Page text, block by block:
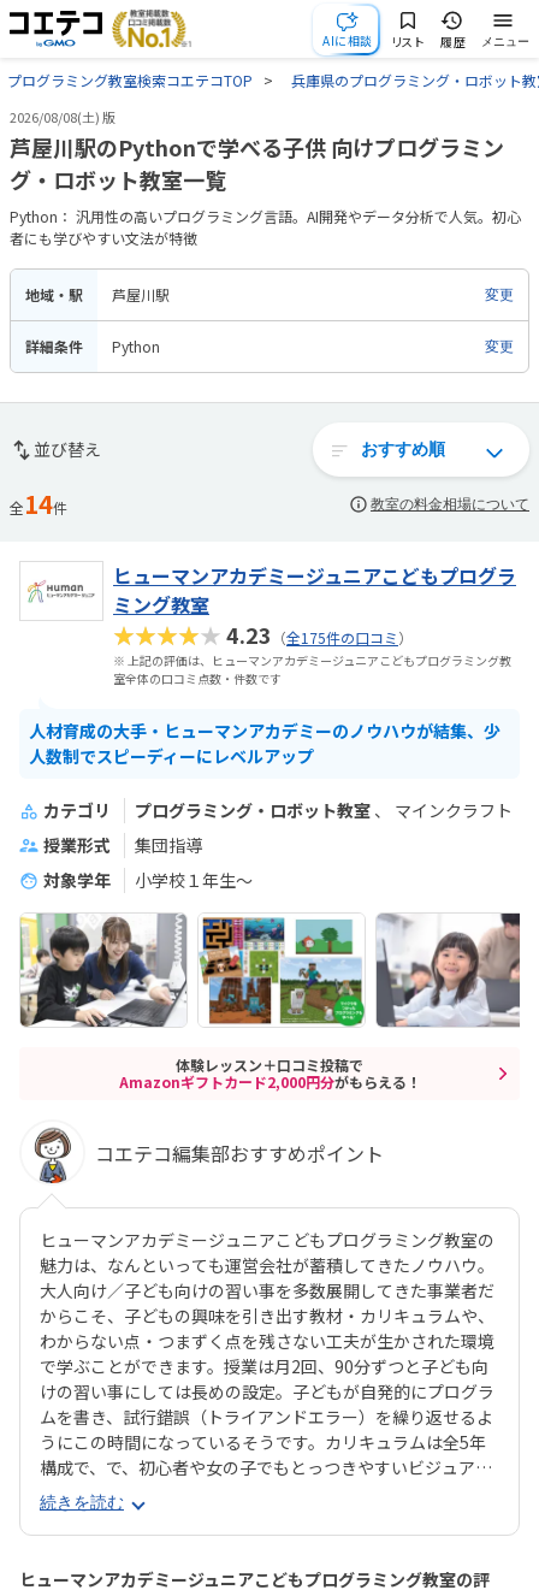
AIに相談 リスト 履歴 メニュー
プログラミング教室検索コエテコTOP 兵庫県のプログラミング・ロボット
2026/08/08(土) 版
芦屋川駅のPythonで学べる子供 向けプログラミン
グ・ロボット教室一覧
Python： 汎用性の高いプログラミング言語。AI開発やデータ分析で人気。初心
者にも学びやすい文法が特徴
地域・駅 芦屋川駅 変更
詳細条件 Python 変更
並び替え
全14件 教室の料金相場について
ヒューマンアカデミージュニアこどもプログラ
ミング教室
★★★★★4.23 （全175件の口コミ）
※ 上記の評価は、ヒューマンアカデミージュニアこどもプログラミング教
室全体の口コミ点数・件数です
人材育成の大手・ヒューマンアカデミーのノウハウが結集、少
人数制でスピーディーにレベルアップ
カテゴリ プログラミング・ロボット教室
マインクラフト
授業形式
集団指導
対象学年
小学校１年生〜
体験レッスン＋口コミ投稿で
Amazonギフトカード2,000円分がもらえる！
コエテコ編集部おすすめポイント
ヒューマンアカデミージュニアこどもプログラミング教室の
魅力は、なんといっても運営会社が蓄積してきたノウハウ。
大人向け／子ども向けの習い事を多数展開してきた事業者だ
からこそ、子どもの興味を引き出す教材・カリキュラムや、
わからない点・つまずく点を残さない工夫が生かされた環境
で学ぶことができます。授業は月2回、90分ずつと子ども向
けの習い事にしては長めの設定。子どもが自発的にプログラ
ムを書き、試行錯誤（トライアンドエラー）を繰り返せるよ
うにこの時間になっているそうです。カリキュラムは全5年
構成で、で、初心者や女の子でもとっつきやすいビジュアル
プログラミングツール「Scratch（スクラッチ）」から初め
て、エンジニアが実際に使用するプログラミング言語「Java
Script」までステップアップすることができます。ベーシッ
クコースではマウス操作など、パソコンの操作自体から学べ
続きを読む
ヒューマンアカデミージュニアこどもプログラミング教室の評